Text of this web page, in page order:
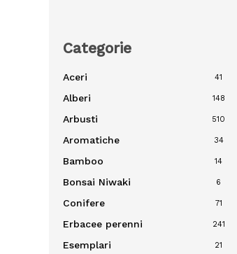
Categorie
Aceri 41
Alberi 148
Arbusti 510
Aromatiche 34
Bamboo 14
Bonsai Niwaki 6
Conifere 71
Erbacee perenni 241
Esemplari 21